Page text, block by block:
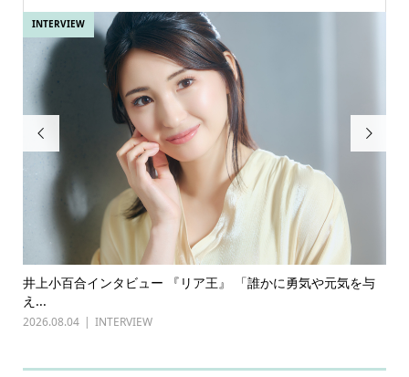

井上小百合インタビュー 『リア王』 「誰かに勇気や元気を与
え...
2026.08.04 INTERVIEW
INTERVIEW
